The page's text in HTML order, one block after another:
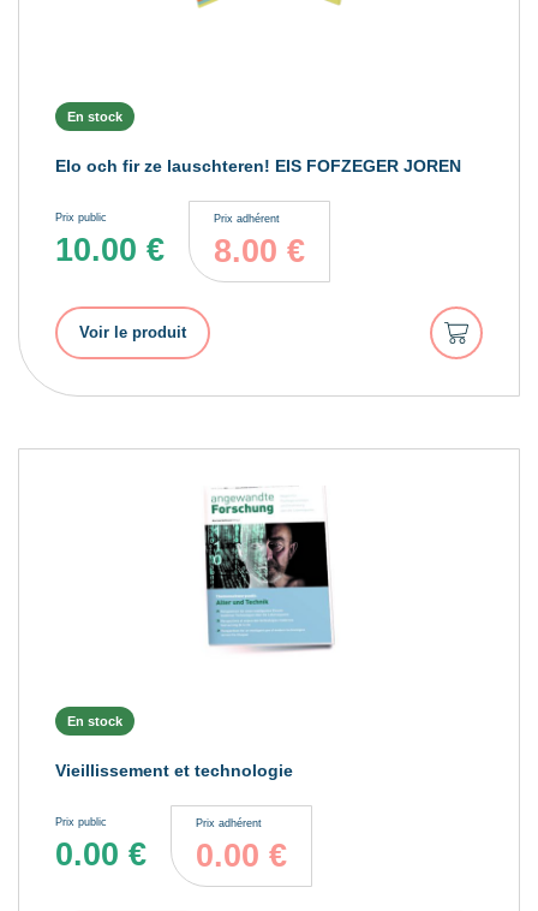
En stock
Elo och fir ze lauschteren! EIS FOFZEGER JOREN
Prix public
10.00 €
Prix adhérent
8.00 €
Voir le produit
Ajouter
au
panier
En stock
Vieillissement et technologie
Prix public
0.00 €
Prix adhérent
0.00 €